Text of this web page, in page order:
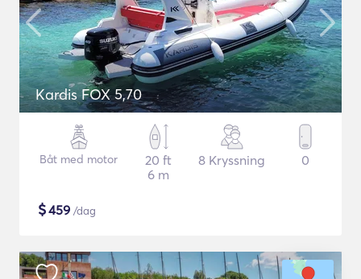
Kardis FOX 5,70
Båt med motor
20 ft
6 m
8 Kryssning 0
$459 /dag